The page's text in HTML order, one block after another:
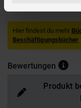
Hier findest du mehr
Beschäftigungsbücher
Bewertungen
Produkt